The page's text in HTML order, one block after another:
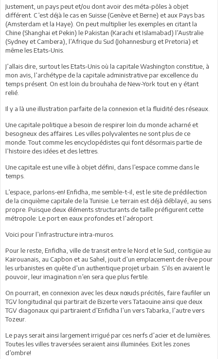
Justement, un pays peut et/ou dont avoir des méta-pôles à objet
différent. C’est déjà le cas en Suisse (Genève et Berne) et aux Pays bas
(Amsterdam et la Haye). On peut multiplier les exemples en citant la
Chine (Shanghai et Pekin) le Pakistan (Karachi et Islamabad) l’Australie
(Sydney et Cambera), l’Afrique du Sud (Johannesburg et Pretoria) et
même les Etats-Unis.
J’allais dire, surtout les Etats-Unis où la capitale Washington constitue, à
mon avis, l’archétype de la capitale administrative par excellence du
temps présent. On est loin du brouhaha de New-York tout en y étant
relié.
Il y a là une illustration parfaite de la connexion et la fluidité des réseaux.
Une capitale politique a besoin de respirer loin du monde acharné et
besogneux des affaires. Les villes polyvalentes ne sont plus de ce
monde. Tout comme les encyclopédistes qui font désormais partie de
l’histoire des idées et des lettres.
Une capitale est une ville à objet défini, dans l’espace comme dans le
temps.
L’espace, parlons-en! Enfidha, me semble-t-il, est le site de prédilection
de la cinquième capitale de la Tunisie. Le terrain est déjà déblayé, au sens
propre. Puisque deux éléments structurants de taille préfigurent cette
métropole: Le port en eaux profondes et l’aéroport.
Voici pour l’infrastructure intra-muros.
Pour le reste, Enfidha, ville de transit entre le Nord et le Sud, contigüe au
Kairouanais, au Capbon et au Sahel, jouit d’un emplacement de rêve pour
les urbanistes en quête d’un authentique projet urbain. S’ils en avaient le
pouvoir, leur imagination n’en sera que plus fertile.
On pourrait, en connexion avec les deux nœuds précités, faire faufiler un
TGV longitudinal qui partirait de Bizerte vers Tataouine ainsi que deux
TGV diagonaux qui partiraient d’Enfidha l’un vers Tabarka, l’autre vers
Tozeur.
Le pays serait ainsi largement irrigué par ces nerfs d’acier et de lumières.
Toutes les villes traversées seraient ainsi illuminées. Exit les zones
d’ombre!